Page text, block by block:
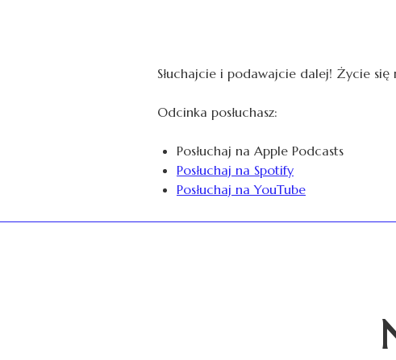
Słuchajcie i podawajcie dalej! Życie się
Odcinka posłuchasz:
Posłuchaj na Apple Podcasts
Posłuchaj na Spotify
Posłuchaj na YouTube